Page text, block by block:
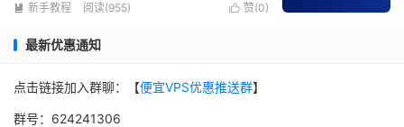
 新手教程 阅读(955)  赞(0)
最新优惠通知
点击链接加入群聊：【便宜VPS优惠推送群】
群号：624241306